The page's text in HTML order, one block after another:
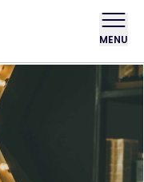
MENU